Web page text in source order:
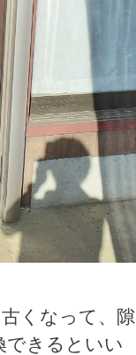
古くなって、隙
できるといい